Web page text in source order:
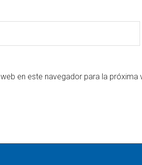
en este navegador para la próxima